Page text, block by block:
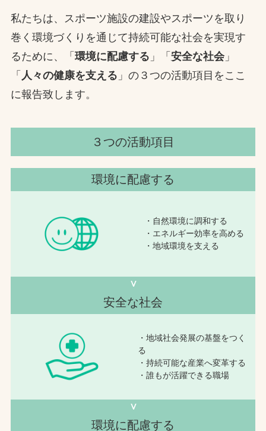
文字の見えづらさや操作にお困りの方へ
私たちは、スポーツ施設の建設やスポーツを取り
巻く環境づくりを通じて持続可能な社会を実現す
るために、「 環境に配慮する 」「 安全な社会」
「 人々の健康を支える 」の３つの活動項目をここ
に報告致します。
３つの活動項目
環境に配慮する
・自然環境に調和する
・エネルギー効率を高める
・地域環境を支える
∨
安全な社会
・地域社会発展の基盤をつく
る
・持続可能な産業へ変革する
・誰もが活躍できる職場
∨
環境に配慮する